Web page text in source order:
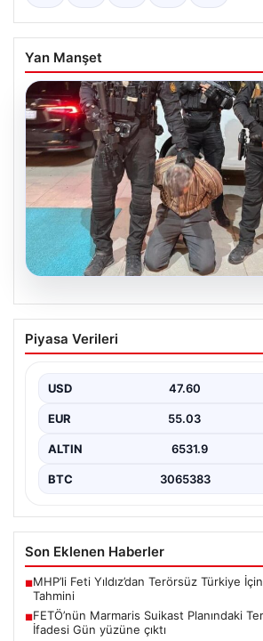
Yan Manşet
05.08.2026
FETÖ’nün Marmaris Suikast
Teröristin Detaylı İfadesi
15 Temmuz 2016 darbe girişimi sırasında
planlanan suikast girişiminin…
Piyasa Verileri
USD 47.60
EUR 55.03
ALTIN 6531.9
BTC 3065383
Son Eklenen Haberler
■MHP’li Feti Yıldız’dan Terörsüz Türkiye
Tahmini
■FETÖ’nün Marmaris Suikast Planındaki
İfadesi Gün yüzüne çıktı